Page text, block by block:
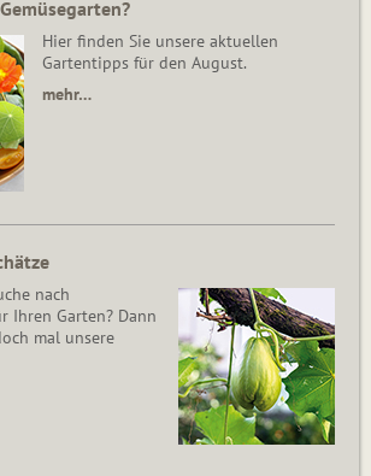
Hier finden Sie unsere aktuellen
Gartentipps für den August.
mehr…
nach
Ihren Garten? Dann
mal unsere